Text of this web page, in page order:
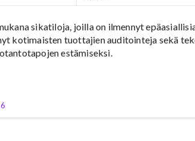
sikatiloja, joilla on ilmennyt
kotimaisten tuottajien auditointeja sekä
estämiseksi.